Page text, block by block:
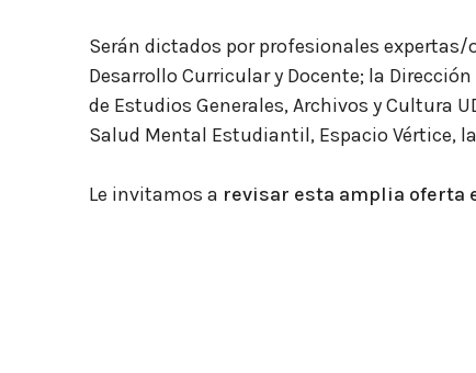
Serán dictados por profesionales
Desarrollo Curricular y Docente; la
de Estudios Generales, Archivos y Cultura
Salud Mental Estudiantil, Espacio Vértice,
Le invitamos a revisar esta amplia